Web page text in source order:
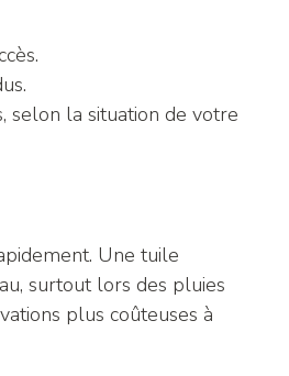
selon la situation de votre
Une tuile
surtout lors des pluies
plus coûteuses à